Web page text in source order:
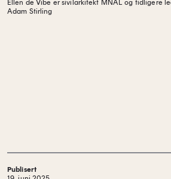
Ellen de Vibe er sivilarkitekt MNAL og tidligere
Adam Stirling
Publisert